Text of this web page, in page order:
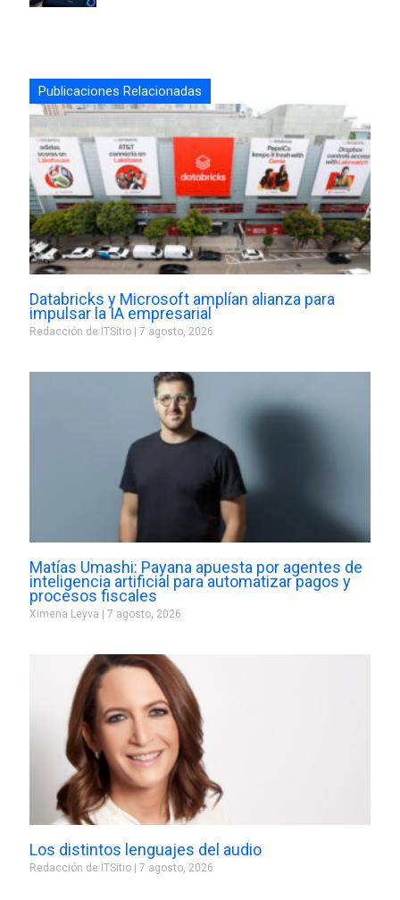
Publicaciones Relacionadas
Databricks y Microsoft amplían alianza para
impulsar la IA empresarial
Redacción de ITSitio 7 agosto, 2026
Matías Umashi: Payana apuesta por agentes de
inteligencia artificial para automatizar pagos y
procesos fiscales
Ximena Leyva 7 agosto, 2026
Los distintos lenguajes del audio
Redacción de ITSitio 7 agosto, 2026